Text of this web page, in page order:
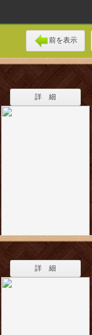
前を表示
詳 細
詳 細